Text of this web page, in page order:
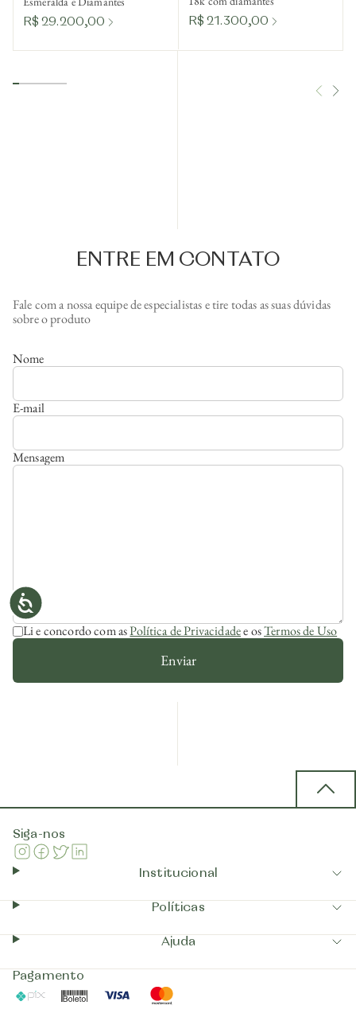
R$ 29.200,00 R$ 21.300,00
ENTRE EM CONTATO
Fale com a nossa equipe de especialistas e tire todas as suas dúvidas
sobre o produto
Nome
E-mail
Mensagem
Li e concordo com asPolítica de Privacidadee osTermos de Uso
Enviar
Siga-nos
Instagram
Facebook
Twitter
Institucional
Políticas
Ajuda
Pagamento
Pix Boleto Visa